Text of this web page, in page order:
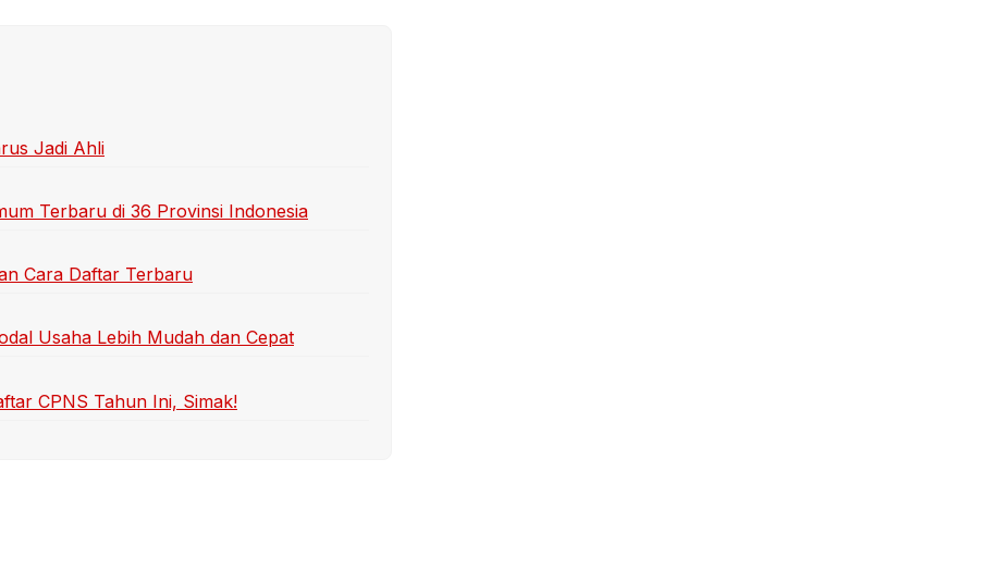
Jadi Ahli
Terbaru di 36 Provinsi Indonesia
Cara Daftar Terbaru
Usaha Lebih Mudah dan Cepat
CPNS Tahun Ini, Simak!